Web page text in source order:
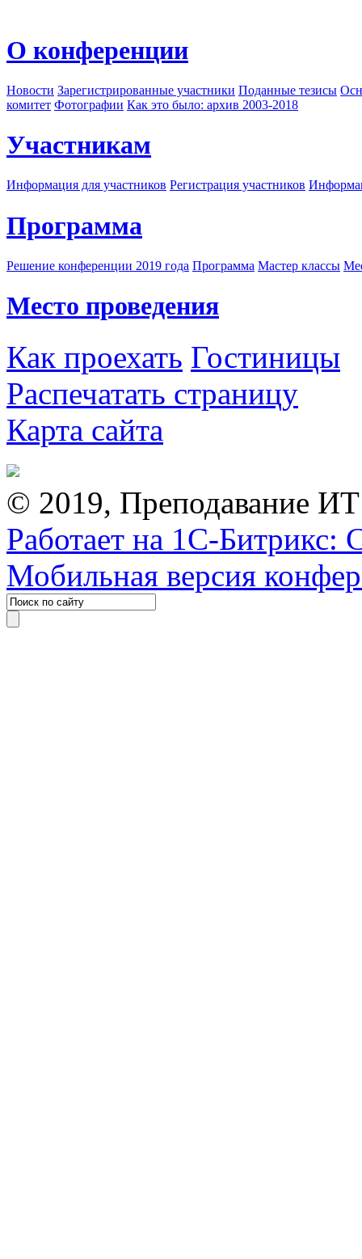
О конференции
Новости Зарегистрированные участники Поданные тезисы
комитет Фотографии Как это было: архив 2003-2018
Участникам
Информация для участников Регистрация участников
Программа
Решение конференции 2019 года Программа Мастер классы
Место проведения
Как проехать Гостиницы
Распечатать страницу
Карта сайта
© 2019, Преподавание
Работает на 1С-Битрикс:
Мобильная версия